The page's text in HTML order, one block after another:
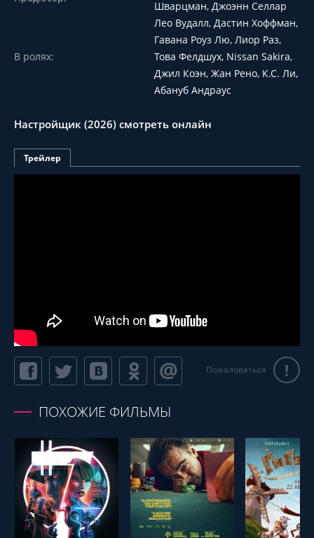
Шварцман, Джоэнн Селлар
В ролях:
Лео Вудалл, Дастин Хоффман,
Гавана Роуз Лю, Лиор Раз,
Това Фелдшух, Nissan Sakira,
Джил Коэн, Жан Рено, К.С. Ли,
Абануб Андраус
Настройщик (2026) смотреть онлайн
Трейлер
Пожаловаться !
ПОХОЖИЕ ФИЛЬМЫ
СМОТРЕТЬ ОНЛАЙН СМОТРЕТЬ ОНЛАЙН СМОТРЕТЬ